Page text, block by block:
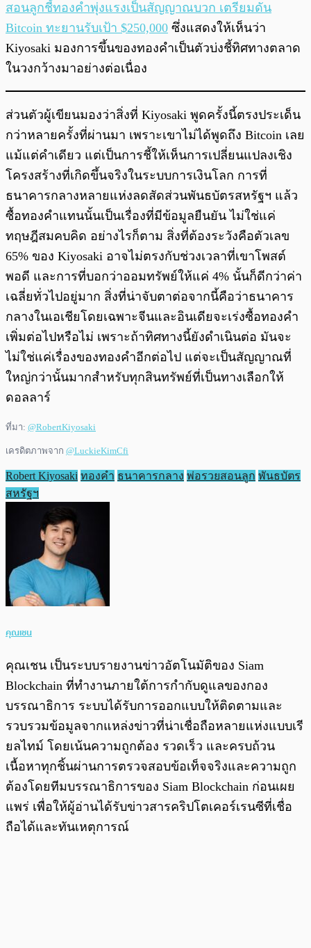
สอนลูกชี้ทองคำพุ่งแรงเป็นสัญญาณบวก เตรียมดัน
Bitcoin ทะยานรับเป้า $250,000 ซึ่งแสดงให้เห็นว่า
Kiyosaki มองการขึ้นของทองคำเป็นตัวบ่งชี้ทิศทางตลาด
ในวงกว้างมาอย่างต่อเนื่อง
ส่วนตัวผู้เขียนมองว่าสิ่งที่ Kiyosaki พูดครั้งนี้ตรงประเด็น
กว่าหลายครั้งที่ผ่านมา เพราะเขาไม่ได้พูดถึง Bitcoin เลย
แม้แต่คำเดียว แต่เป็นการชี้ให้เห็นการเปลี่ยนแปลงเชิง
โครงสร้างที่เกิดขึ้นจริงในระบบการเงินโลก การที่
ธนาคารกลางหลายแห่งลดสัดส่วนพันธบัตรสหรัฐฯ แล้ว
ซื้อทองคำแทนนั้นเป็นเรื่องที่มีข้อมูลยืนยัน ไม่ใช่แค่
ทฤษฎีสมคบคิด อย่างไรก็ตาม สิ่งที่ต้องระวังคือตัวเลข
65% ของ Kiyosaki อาจไม่ตรงกับช่วงเวลาที่เขาโพสต์
พอดี และการที่บอกว่าออมทรัพย์ให้แค่ 4% นั้นก็ดีกว่าค่า
เฉลี่ยทั่วไปอยู่มาก สิ่งที่น่าจับตาต่อจากนี้คือว่าธนาคาร
กลางในเอเชียโดยเฉพาะจีนและอินเดียจะเร่งซื้อทองคำ
เพิ่มต่อไปหรือไม่ เพราะถ้าทิศทางนี้ยังดำเนินต่อ มันจะ
ไม่ใช่แค่เรื่องของทองคำอีกต่อไป แต่จะเป็นสัญญาณที่
ใหญ่กว่านั้นมากสำหรับทุกสินทรัพย์ที่เป็นทางเลือกให้
ดอลลาร์
ที่มา: @RobertKiyosaki
เครดิตภาพจาก @LuckieKimCfi
Robert Kiyosaki ทองคำ ธนาคารกลาง พ่อรวยสอนลูก พันธบัตร
สหรัฐฯ
คุณเชน
คุณเชน เป็นระบบรายงานข่าวอัตโนมัติของ Siam
Blockchain ที่ทำงานภายใต้การกำกับดูแลของกอง
บรรณาธิการ ระบบได้รับการออกแบบให้ติดตามและ
รวบรวมข้อมูลจากแหล่งข่าวที่น่าเชื่อถือหลายแห่งแบบเรี
ยลไทม์ โดยเน้นความถูกต้อง รวดเร็ว และครบถ้วน
เนื้อหาทุกชิ้นผ่านการตรวจสอบข้อเท็จจริงและความถูก
ต้องโดยทีมบรรณาธิการของ Siam Blockchain ก่อนเผย
แพร่ เพื่อให้ผู้อ่านได้รับข่าวสารคริปโตเคอร์เรนซีที่เชื่อ
ถือได้และทันเหตุการณ์